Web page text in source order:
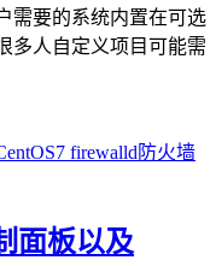
需要的系统内置在可选
多人自定义项目可能需
面板以及